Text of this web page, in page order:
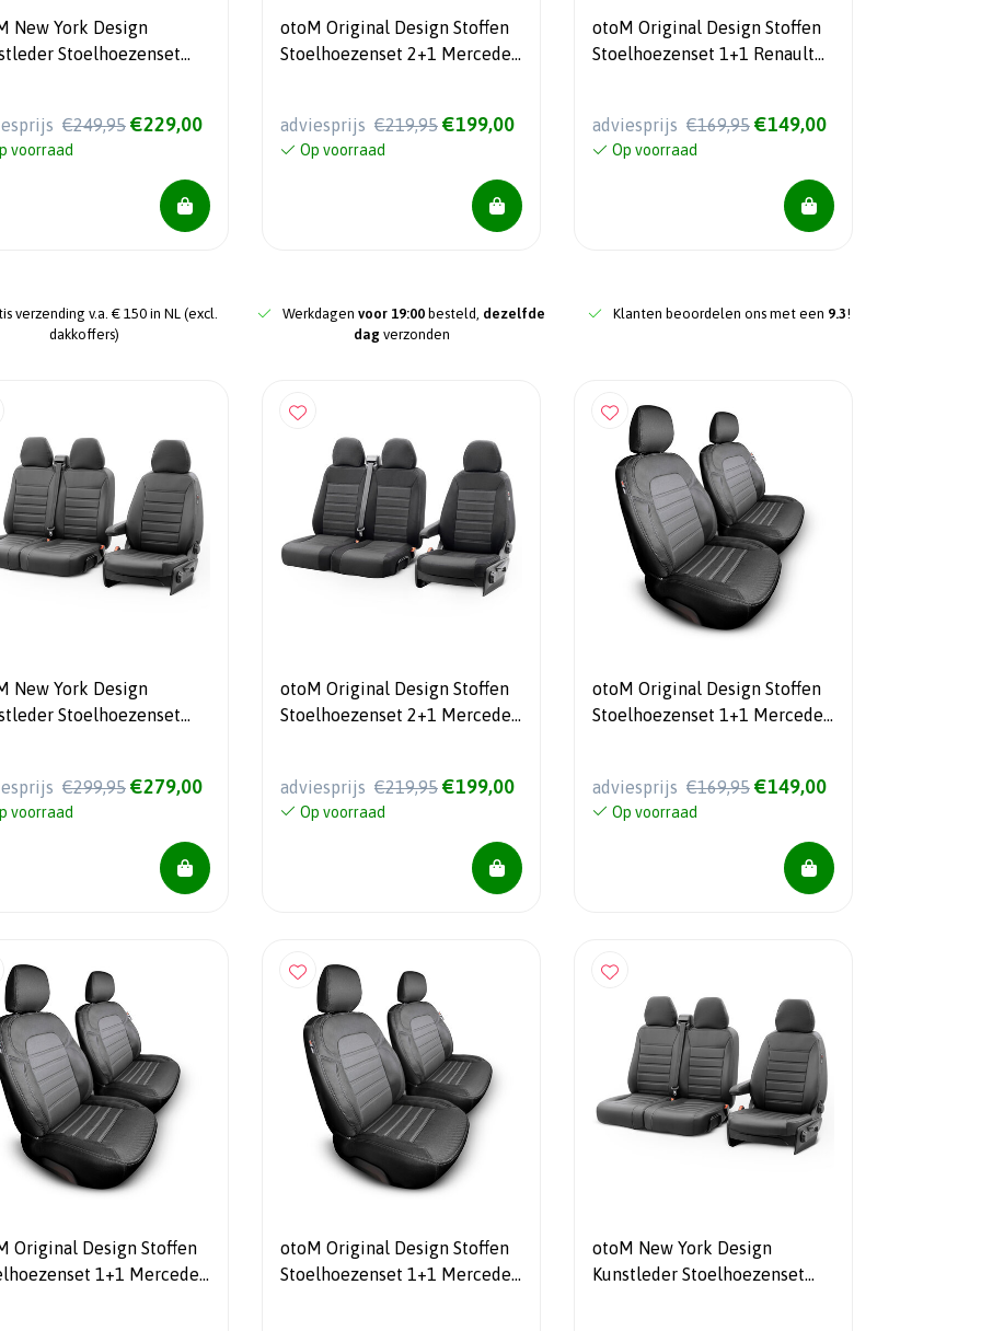
New York Design
Stoelhoezenset
€249,95 €229,00
voorraad
otoM Original Design Stoffen
Stoelhoezenset 2+1 Mercedes
adviesprijs €219,95 €199,00
Op voorraad
otoM Original Design Stoffen
Stoelhoezenset 1+1 Renault
NV250 2019-
adviesprijs €169,95 €149,00
Op voorraad
verzending v.a. € 150 in NL (excl.
dakkoffers)
Werkdagen voor 19:00 besteld, dezelfde
dag verzonden
Klanten beoordelen ons met een 9.3!
New York Design
Stoelhoezenset
€299,95 €279,00
voorraad
otoM Original Design Stoffen
Stoelhoezenset 2+1 Mercedes
adviesprijs €219,95 €199,00
Op voorraad
otoM Original Design Stoffen
Stoelhoezenset 1+1 Mercedes
adviesprijs €169,95 €149,00
Op voorraad
Original Design Stoffen
1+1 Mercedes
otoM Original Design Stoffen
Stoelhoezenset 1+1 Mercedes
otoM New York Design
Kunstleder Stoelhoezenset